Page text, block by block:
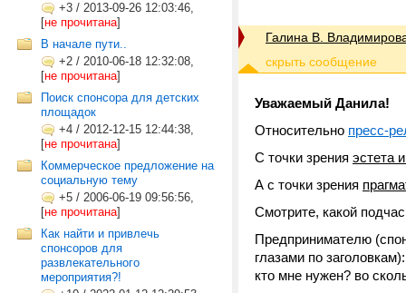
+3 / 2013-09-26 12:03:46,
[не прочитана]
В начале пути..
+2 / 2010-06-18 12:32:08,
[не прочитана]
Поиск спонсора для детских
площадок
+4 / 2012-12-15 12:44:38,
[не прочитана]
Коммерческое предложение на
социальную тему
+5 / 2006-06-19 09:56:56,
[не прочитана]
Как найти и привлечь
спонсоров для
развлекательного
мероприятия?!
Галина В.
Уважаемый Данила!
Относительно пресс-
С точки зрения эстета
А с точки зрения
Смотрите, какой
Предпринимателю
глазами по
кто мне нужен? во